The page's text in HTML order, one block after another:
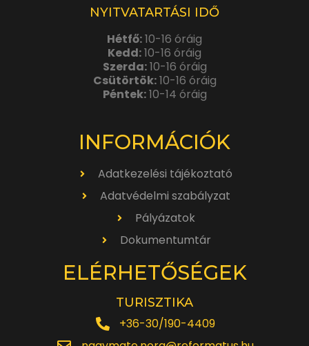
NYITVATARTÁSI IDŐ
Hétfő:10-16 óráig
Kedd:10-16 óráig
Szerda:10-16 óráig
Csütörtök:10-16 óráig
Péntek:10-14 óráig
INFORMÁCIÓK
Adatkezelési tájékoztató
Adatvédelmi szabályzat
Pályázatok
Dokumentumtár
ELÉRHETŐSÉGEK
TURISZTIKA
+36-30/190-4409